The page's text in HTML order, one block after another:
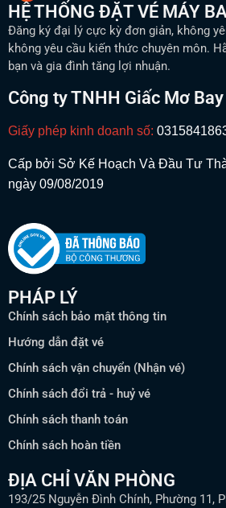
HỆ THỐNG ĐẶT VÉ MÁY
Đăng ký đại lý cực kỳ đơn giản, không
không yêu cầu kiến thức chuyên môn.
bạn và gia đình tăng lợi nhuận.
Công ty TNHH Giấc Mơ Bay
Giấy phép kinh doanh số:
Cấp bởi Sở Kế Hoạch Và Đầu Tư
ngày 09/08/2019
PHÁP LÝ
Chính sách bảo mật thông tin
Hướng dẫn đặt vé
Chính sách vận chuyển (Nhận vé)
Chính sách đổi trả - huỷ vé
Chính sách thanh toán
Chính sách hoàn tiền
ĐỊA CHỈ VĂN PHÒNG
193/25 Nguyễn Đình Chính, Phường 11,